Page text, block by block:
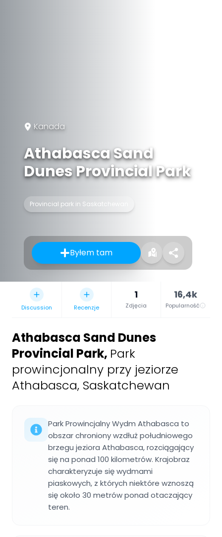
Kanada
Athabasca Sand
Dunes Provincial Park
Provincial park in Saskatchewan
Byłem tam
Discussion Recenzje
1
Zdjęcia
16,4k
Popularność
Athabasca Sand Dunes
Provincial Park, Park
prowincjonalny przy jeziorze
Athabasca, Saskatchewan
Park Prowincjalny Wydm Athabasca to
obszar chroniony wzdłuż południowego
brzegu jeziora Athabasca, rozciągający
się na ponad 100 kilometrów. Krajobraz
charakteryzuje się wydmami
piaskowych, z których niektóre wznoszą
się około 30 metrów ponad otaczający
teren.